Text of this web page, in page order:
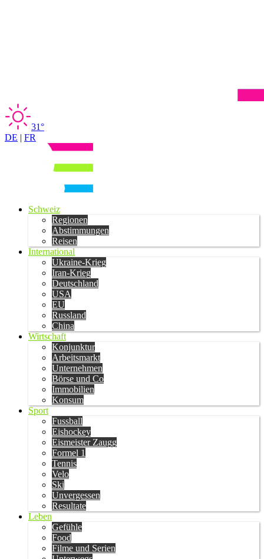
31°
DE | FR
Schweiz
Regionen
Abstimmungen
Reisen
International
Ukraine-Krieg
Iran-Krieg
Deutschland
USA
EU
Russland
China
Wirtschaft
Konjunktur
Arbeitsmarkt
Unternehmen
Börse und Co
Immobilien
Konsum
Sport
Fussball
Eishockey
Eismeister Zaugg
Formel 1
Tennis
Velo
Ski
Unvergessen
Resultate
Leben
Gefühle
Food
Filme und Serien